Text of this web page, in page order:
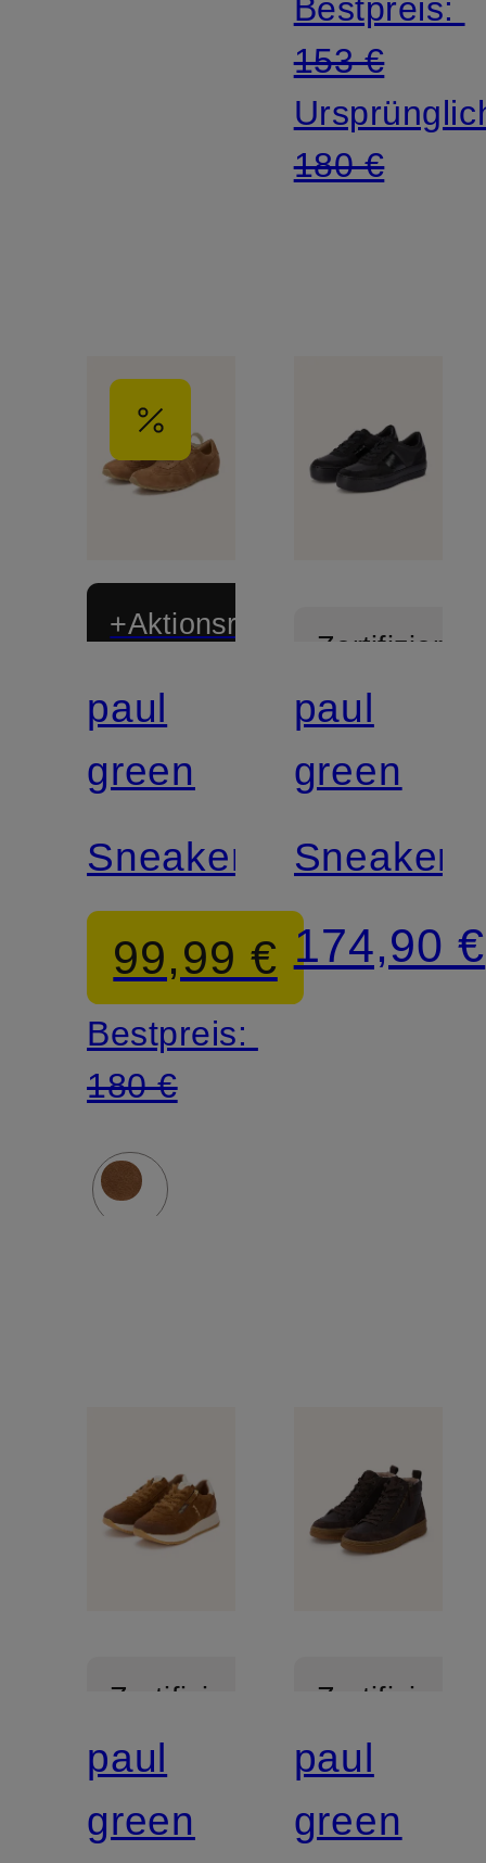
Bestpreis:
153 €
180 €
+Aktionsrabatt
Zertifiziert
paul
green
Sneaker
99,99 €
Bestpreis:
180 €
Zertifiziert
paul
green
Sneaker
174,90 €
Zertifiziert
paul
green
Zertifiziert
paul
green